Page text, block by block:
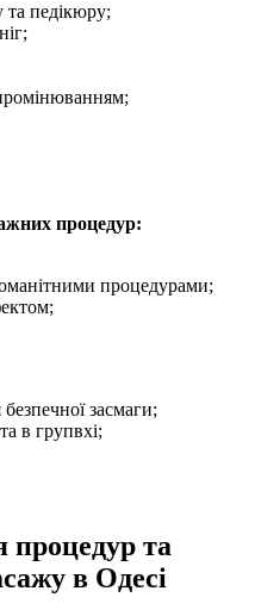
та педікюру;
процедур:
процедурами;
засмаги;
в групвхі;
процедур та
в Одесі